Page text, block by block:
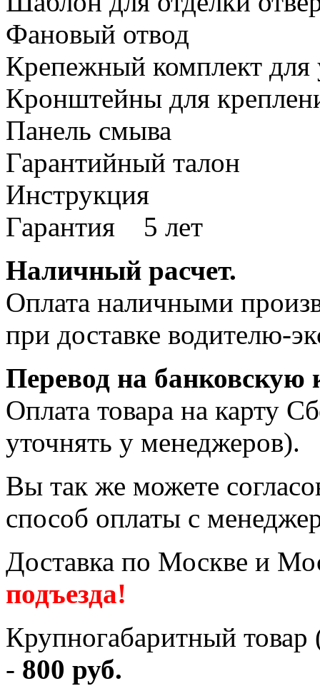
Фановый отвод
Крепежный комплект для
Кронштейны для
Панель смыва
Гарантийный талон
Инструкция
Гарантия 5 лет
Наличный расчет.
Оплата наличными
при доставке водителю-
Перевод на банковскую
Оплата товара на карту
уточнять у менеджеров).
Вы так же можете
способ оплаты с
Доставка по Москве и
подъезда!
Крупногабаритный
- 800 руб.